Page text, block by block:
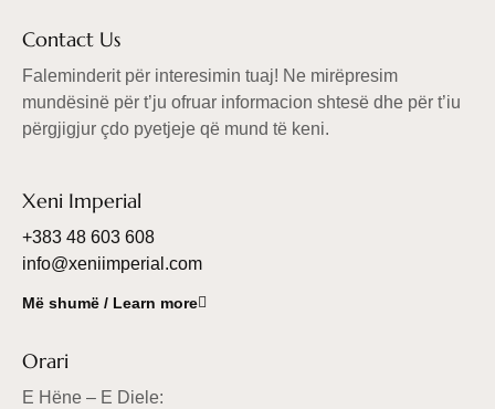
Contact Us
Faleminderit për interesimin tuaj! Ne mirëpresim
mundësinë për t’ju ofruar informacion shtesë dhe për t’iu
përgjigjur çdo pyetjeje që mund të keni.
Xeni Imperial
+383 48 603 608
info@xeniimperial.com
Më shumë / Learn more
Orari
E Hëne – E Diele: